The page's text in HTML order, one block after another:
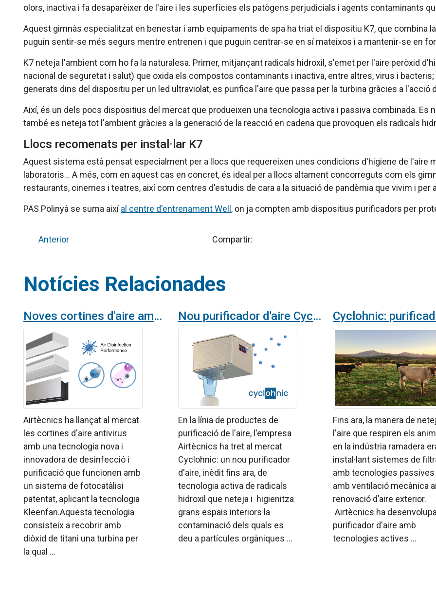
olors, inactiva i fa desaparèixer de l'aire i les superfícies els patògens perjudicials i agents contaminants
Aquest gimnàs especialitzat en benestar i amb equipaments de spa ha triat el dispositiu K7, que combina
puguin sentir-se més segurs mentre entrenen i que puguin centrar-se en sí mateixos i a mantenir-se en
K7 neteja l'ambient com ho fa la naturalesa. Primer, mitjançant radicals hidroxil, s'emet per l'aire peròxid
nacional de seguretat i salut) que oxida els compostos contaminants i inactiva, entre altres, virus i
generats dins del dispositiu per un led ultraviolat, es purifica l'aire que passa per la turbina gràcies a l'acció
Així, és un dels pocs dispositius del mercat que produeixen una tecnologia activa i passiva combinada. Es
també es neteja tot l'ambient gràcies a la generació de la reacció en cadena que provoquen els radicals
Llocs recomenats per instal·lar K7
Aquest sistema està pensat especialment per a llocs que requereixen unes condicions d'higiene de l'aire
laboratoris... A més, com en aquest cas en concret, és ideal per a llocs altament concorreguts com els
restaurants, cinemes i teatres, així com centres d'estudis de cara a la situació de pandèmia que vivim i per
PAS Polinyà se suma aixíal centre d'entrenamentWell , on ja compten amb dispositius purificadors per
Anterior Compartir:
Notícies Relacionades
Noves cortines d'aire amb tecnologia de desinfecció i purificació
Airtècnics ha llançat al mercat
les cortines d'aire antivirus
amb una tecnologia nova i
innovadora de desinfecció i
purificació que funcionen amb
un sistema de fotocatàlisi
patentat, aplicant la tecnologia
Kleenfan.Aquesta tecnologia
consisteix a recobrir amb
diòxid de titani una turbina per
la qual ...
Nou purificador d'aire Cyclohnic d'Airtècnics amb tecnologia de radicals hidroxil per a espais molt contaminats
En la línia de productes de
purificació de l'aire, l'empresa
Airtècnics ha tret al mercat
Cyclohnic: un nou purificador
d'aire, inèdit fins ara, de
tecnologia activa de radicals
hidroxil que neteja i higienitza
grans espais interiors la
contaminació dels quals es
deu a partícules orgàniques ...
Fins ara, la manera de
l'aire que respiren els
en la indústria ramadera
instal·lant sistemes de
amb tecnologies passives
amb ventilació mecànica
renovació d’aire exterior.
Airtècnics ha
purificador d'aire amb
tecnologies actives ...